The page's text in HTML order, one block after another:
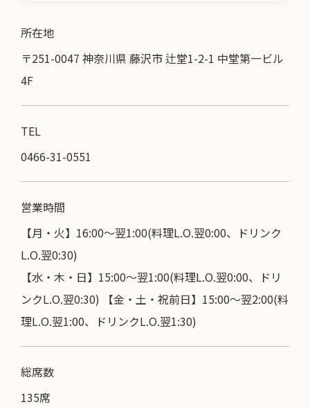
所在地
〒251-0047 神奈川県 藤沢市 辻堂1-2-1 中堂第一ビル
4F
TEL
0466-31-0551
営業時間
【月・火】16:00〜翌1:00(料理L.O.翌0:00、ドリンク
L.O.翌0:30)
【水・木・日】15:00～翌1:00(料理L.O.翌0:00、ドリ
ンクL.O.翌0:30) 【金・土・祝前日】15:00～翌2:00(料
理L.O.翌1:00、ドリンクL.O.翌1:30)
総席数
135席